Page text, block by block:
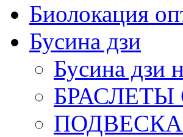
Биолокация
Бусина дзи
Бусина дзи